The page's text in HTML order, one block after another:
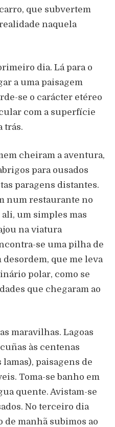
que subvertem
naquela
dia. Lá para o
a uma paisagem
se o carácter etéreo
com a superfície
trás.
cheiram a aventura,
para ousados
paragens distantes.
num restaurante no
ali, um simples mas
na viatura
se uma pilha de
desordem, que me leva
polar, como se
que chegaram ao
maravilhas. Lagoas
às centenas
paisagens de
Toma-se banho em
quente. Avistam-se
No terceiro dia
de manhã subimos ao